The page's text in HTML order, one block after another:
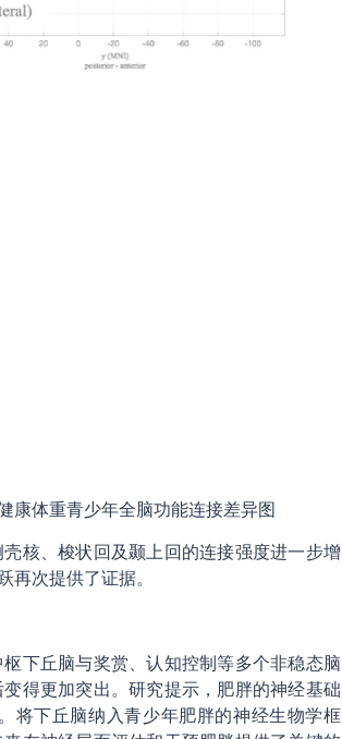
康体重青少年全脑功能连接差异图
核、梭状回及颞上回的连接强度进一步增
再次提供了证据。
下丘脑与奖赏、认知控制等多个非稳态脑
得更加突出。研究提示，肥胖的神经基础
将下丘脑纳入青少年肥胖的神经生物学框